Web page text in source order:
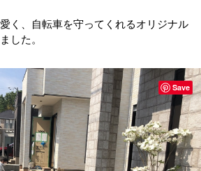
く、自転車を守ってくれるオリジナル
した。
Save